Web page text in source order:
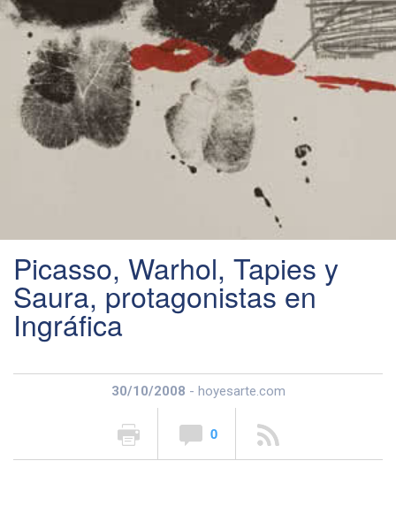
Picasso, Warhol, Tapies y
Saura, protagonistas en
Ingráfica
30/10/2008 - hoyesarte.com
0